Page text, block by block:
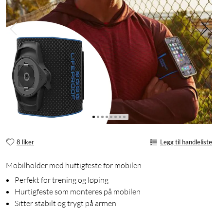
8 liker Legg til handleliste
Mobilholder med huftigfeste for mobilen
Perfekt for trening og løping
Hurtigfeste som monteres på mobilen
Sitter stabilt og trygt på armen